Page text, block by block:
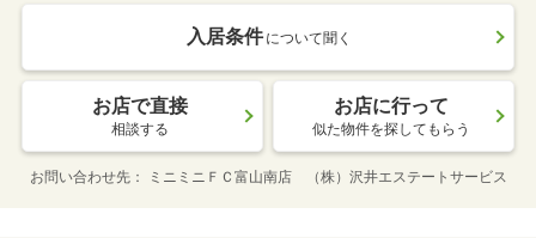
入居条件 について聞く
お店で直接
相談する
お店に行って
似た物件を探してもらう
お問い合わせ先 ミニミニＦＣ富山南店 （株）沢井エステートサービス